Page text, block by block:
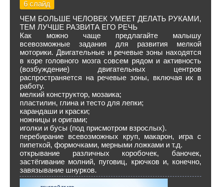
6 слайд
ЧЕМ БОЛЬШЕ ЧЕЛОВЕК УМЕЕТ ДЕЛАТЬ РУКАМИ,
ТЕМ ЛУЧШЕ РАЗВИТА ЕГО РЕЧЬ
Как можно чаще предлагайте малышу
всевозможные задания для развития мелкой
моторики. Двигательные и речевые зоны находятся
в коре головного мозга совсем рядом и активность
(возбуждение) двигательных центров
распространяется на речевые зоны, включая их в
работу.
мелкий конструктор, мозаика;
пластилин, глина и тесто для лепки;
карандаши и краски;
ножницы и оригами;
иголки и бусы (под присмотром взрослых).
перебирание всевозможных круп, макарон, игра с
пипеткой, формочками, мерными ложками и т.д.
открывание различных коробочек, баночек,
застёгивание молний, пуговиц, крючков и, конечно,
завязывание шнурков.